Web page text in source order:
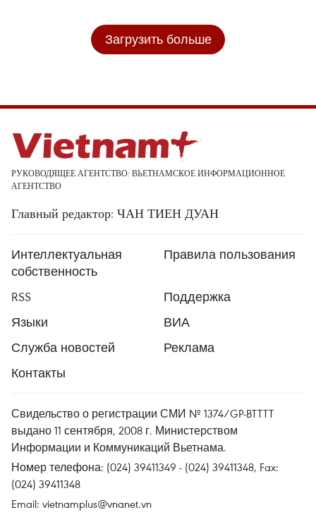
Загрузить больше
РУКОВОДЯЩЕЕ АГЕНТСТВО: ВЬЕТНАМСКОЕ ИНФОРМАЦИОННОЕ
АГЕНТСТВО
Главный редактор: ЧАН ТИЕН ДУАН
Интеллектуальная
собственность
Правила пользования
RSS
Поддержка
Языки
ВИА
Служба новостей
Реклама
Контакты
Свидельство о регистрации СМИ № 1374/GP-BTTTT
выдано 11 сентября, 2008 г. Министерством
Информации и Коммуникаций Вьетнама.
Номер телефона: (024) 39411349 - (024) 39411348, Fax:
(024) 39411348
Email: vietnamplus@vnanet.vn